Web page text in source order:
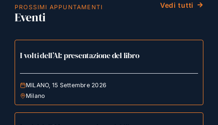
PROSSIMI APPUNTAMENTI
Eventi
Vedi tutti
I volti dell’AI: presentazione del libro
MILANO, 15 Settembre 2026
Milano